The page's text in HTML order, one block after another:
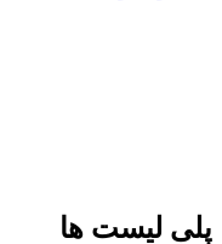
پلی لیست ها